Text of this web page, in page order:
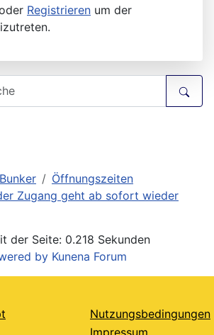
Registrieren um der
Öffnungszeiten
Zugang geht ab sofort wieder
der Seite: 0.218 Sekunden
by Kunena Forum
Nutzungsbedingungen